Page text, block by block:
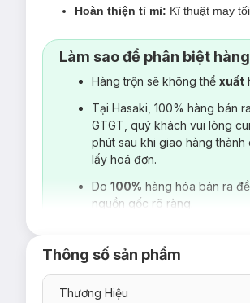
Hoàn thiện tỉ mỉ: Kĩ thuật may
Làm sao để phân biệt
Hàng trộn sẽ không thể xuất
Tại Hasaki, 100% hàng bán
GTGT, quý khách vui lòng
phút sau khi giao hàng
lấy hoá đơn.
Do 100% hàng hóa bán ra
nguồn gốc rõ ràng.
Thông số sản phẩm
Thương Hiệu